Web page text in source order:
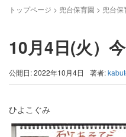
トップページ > 兜台保育園 > 兜台保
10月4日(火）
公開日: 2022年10月4日 著者:
ひよこぐみ